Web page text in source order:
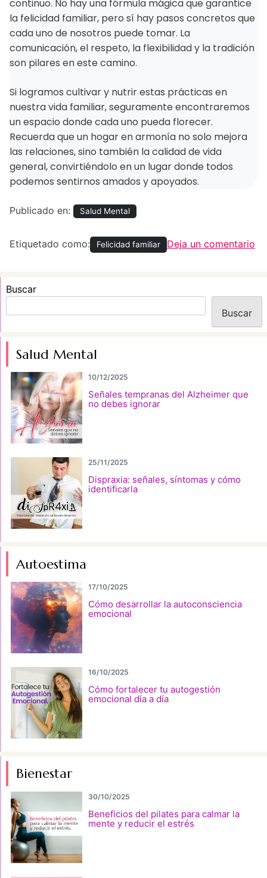
continuo. No hay una fórmula mágica que garantice
la felicidad familiar, pero sí hay pasos concretos que
cada uno de nosotros puede tomar. La
comunicación, el respeto, la flexibilidad y la tradición
son pilares en este camino.
Si logramos cultivar y nutrir estas prácticas en
nuestra vida familiar, seguramente encontraremos
un espacio donde cada uno pueda florecer.
Recuerda que un hogar en armonía no solo mejora
las relaciones, sino también la calidad de vida
general, convirtiéndolo en un lugar donde todos
podemos sentirnos amados y apoyados.
Publicado en: Salud Mental
Etiquetado como: Felicidad familiar Deja un comentario
la
Buscar
Buscar
Salud Mental
10/12/2025
Señales tempranas del Alzheimer que
no debes ignorar
25/11/2025
Dispraxia: señales, síntomas y cómo
identificarla
Autoestima
17/10/2025
Cómo desarrollar la autoconsciencia
emocional
16/10/2025
Cómo fortalecer tu autogestión
emocional día a día
Bienestar
30/10/2025
Beneficios del pilates para calmar la
mente y reducir el estrés